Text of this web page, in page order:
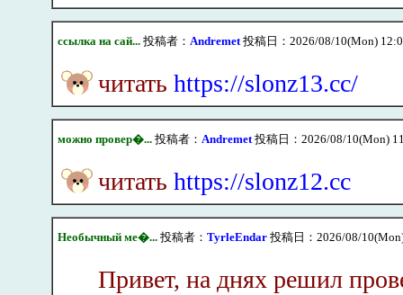
ссылка на сай...投稿者： Andremet投稿日：2026/08/10(Mon)
читать https://slonz13.cc/
можно провер�...投稿者： Andremet投稿日：2026/08/10(Mon)
читать https://slonz12.cc
Необычный ме�...投稿者： TyrleEndar投稿日：2026/08/
Привет, на днях решил